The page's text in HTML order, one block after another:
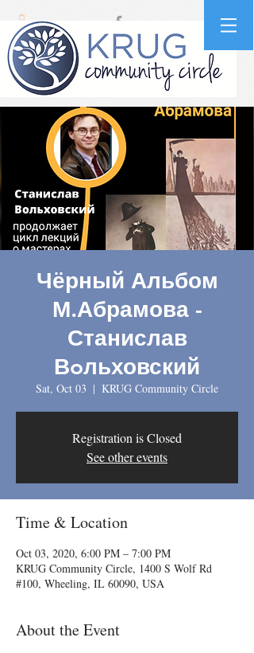
Чёрный Альбом
М.Абрамова -
Станислав
Вoльховский
Sat, Oct 03
  |
KRUG Community Circle
Registration is Closed
See other events
Time & Location
Oct 03, 2020, 6:00 PM – 7:00 PM
KRUG Community Circle, 1400 S Wolf Rd
#100, Wheeling, IL 60090, USA
About the Event